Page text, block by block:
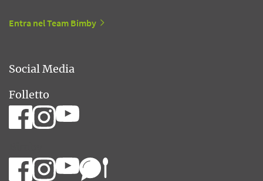
Entra nel Team Bimby
Social Media
Folletto